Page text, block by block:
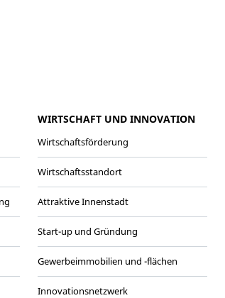
WIRTSCHAFT UND INNOVATION
Wirtschaftsförderung
Wirtschaftsstandort
Attraktive Innenstadt
Start-up und Gründung
Gewerbeimmobilien und -flächen
Innovationsnetzwerk